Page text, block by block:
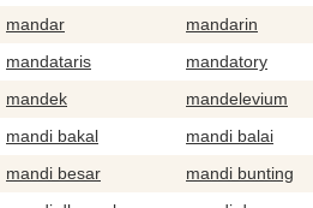
mandar
mandarin
mandataris
mandatory
mandek
mandelevium
mandi bakal
mandi balai
mandi besar
mandi bunting